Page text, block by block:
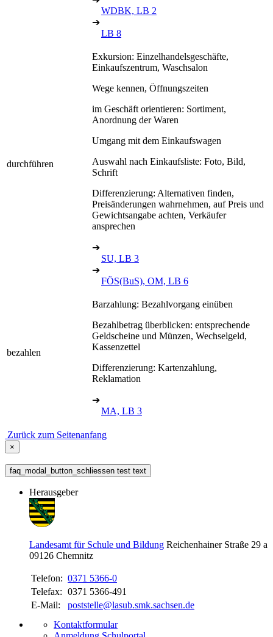
WDBK, LB 2
➔
LB 8
durchführen
Exkursion: Einzelhandelsgeschäfte,
Einkaufszentrum, Waschsalon
Wege kennen, Öffnungszeiten
im Geschäft orientieren: Sortiment,
Anordnung der Waren
Umgang mit dem Einkaufswagen
Auswahl nach Einkaufsliste: Foto, Bild,
Schrift
Differenzierung: Alternativen finden,
Preisänderungen wahrnehmen, auf Preis und
Gewichtsangabe achten, Verkäufer
ansprechen
➔
SU, LB 3
➔
FÖS(BuS), OM, LB 6
bezahlen
Barzahlung: Bezahlvorgang einüben
Bezahlbetrag überblicken: entsprechende
Geldscheine und Münzen, Wechselgeld,
Kassenzettel
Differenzierung: Kartenzahlung,
Reklamation
➔
MA, LB 3
Zurück zum Seitenanfang
×
faq_modal_button_schliessen test text
Herausgeber
Landesamt für Schule und Bildung Reichenhainer Straße 29 a
09126 Chemnitz
Telefon: 0371 5366-0
Telefax: 0371 5366-491
E-Mail:
poststelle@lasub.smk.sachsen.de
Kontaktformular